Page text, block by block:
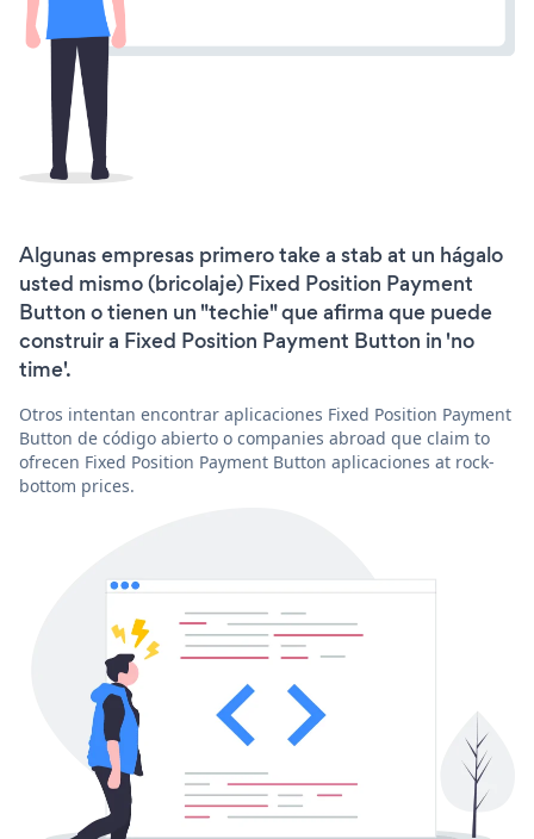
Algunas empresas primero take a stab at un hágalo
usted mismo (bricolaje) Fixed Position Payment
Button o tienen un "techie" que afirma que puede
construir a Fixed Position Payment Button in 'no
time'.
Otros intentan encontrar aplicaciones Fixed Position Payment
Button de código abierto o companies abroad que claim to
ofrecen Fixed Position Payment Button aplicaciones at rock-
bottom prices.